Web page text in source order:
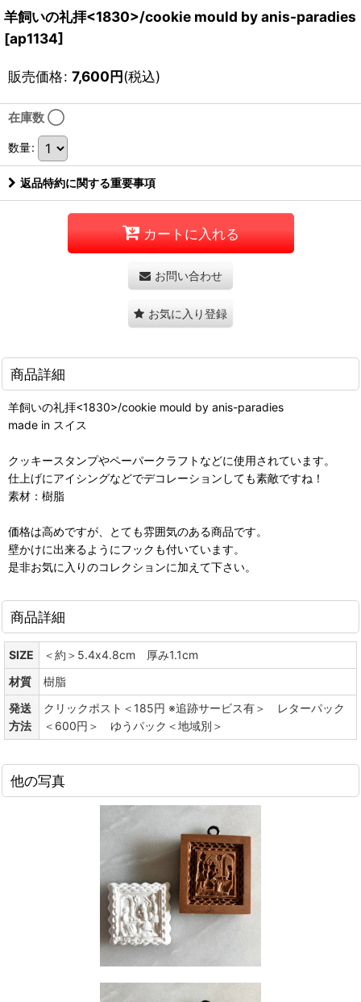
羊飼いの礼拝<1830>/cookie mould by anis-paradies
[ap1134]
販売価格: 7,600円(税込)
在庫数 ◯
数量:
返品特約に関する重要事項
カートに入れる
お問い合わせ
お気に入り登録
商品詳細
羊飼いの礼拝<1830>/cookie mould by anis-paradies
made in スイス
クッキースタンプやペーパークラフトなどに使用されています。
仕上げにアイシングなどでデコレーションしても素敵ですね！
素材：樹脂
価格は高めですが、とても雰囲気のある商品です。
壁かけに出来るようにフックも付いています。
是非お気に入りのコレクションに加えて下さい。
商品詳細
SIZE
＜約＞5.4x4.8cm 厚み1.1cm
材質
樹脂
発送
方法
クリックポスト＜185円 ※追跡サービス有＞ レターパック
＜600円＞ ゆうパック＜地域別＞
他の写真